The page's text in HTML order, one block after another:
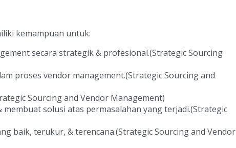
kemampuan untuk:
secara strategik & profesional.(Strategic Sourcing
proses vendor management.(Strategic Sourcing and
Sourcing and Vendor Management)
solusi atas permasalahan yang terjadi.(Strategic
baik, terukur, & terencana.(Strategic Sourcing and Vendor